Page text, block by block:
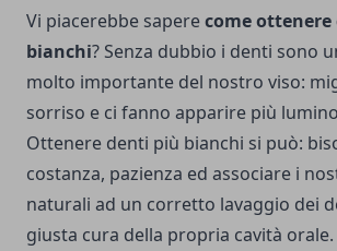
Vi piacerebbe saperecome
bianchi? Senza dubbio i denti sono
molto importante del nostro viso:
sorriso e ci fanno apparire più
Ottenere denti più bianchi si può:
costanza, pazienza ed associare i
naturali ad un corretto lavaggio dei
giusta cura della propria cavità orale.